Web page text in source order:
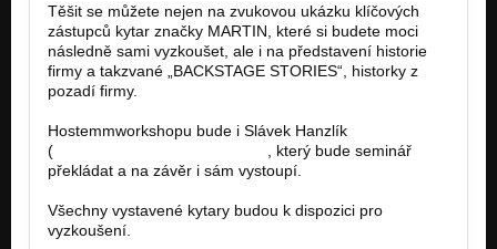
Těšit se můžete nejen na zvukovou ukázku klíčových
zástupců kytar značky MARTIN, které si budete moci
následně sami vyzkoušet, ale i na představení historie
firmy a takzvané „BACKSTAGE STORIES“, historky z
pozadí firmy.
Hostemmworkshopu bude i Slávek Hanzlík
(
, který bude seminář
překládat a na závěr i sám vystoupí.
Všechny vystavené kytary budou k dispozici pro
vyzkoušení.